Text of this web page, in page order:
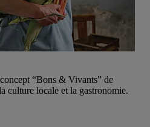
“Bons & Vivants” de
culture locale et la gastronomie.